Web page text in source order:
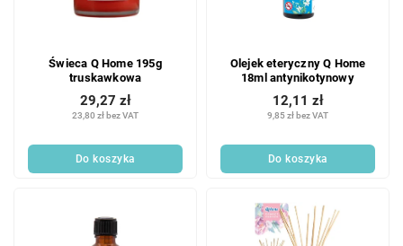
Świeca Q Home 195g
truskawkowa
23,80 zł bez VAT
29,27 zł
Do koszyka
Olejek eteryczny Q Home
18ml antynikotynowy
9,85 zł bez VAT
12,11 zł
Do koszyka